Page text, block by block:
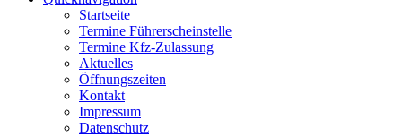
Startseite
Termine Führerscheinstelle
Termine Kfz-Zulassung
Aktuelles
Öffnungszeiten
Kontakt
Impressum
Datenschutz